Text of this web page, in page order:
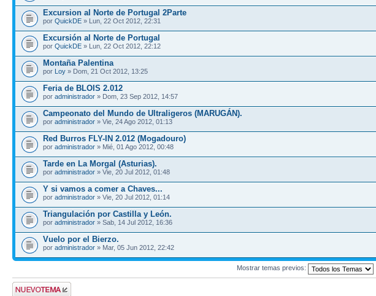
Excursion al Norte de Portugal 2Parte
por QuickDE » Lun, 22 Oct 2012, 22:31
Excursión al Norte de Portugal
por QuickDE » Lun, 22 Oct 2012, 22:12
Montaña Palentina
por Loy » Dom, 21 Oct 2012, 13:25
Feria de BLOIS 2.012
por administrador » Dom, 23 Sep 2012, 14:57
Campeonato del Mundo de Ultraligeros (MARUGÁN).
por administrador » Vie, 24 Ago 2012, 01:13
Red Burros FLY-IN 2.012 (Mogadouro)
por administrador » Mié, 01 Ago 2012, 00:48
Tarde en La Morgal (Asturias).
por administrador » Vie, 20 Jul 2012, 01:48
Y si vamos a comer a Chaves...
por administrador » Vie, 20 Jul 2012, 01:14
Triangulación por Castilla y León.
por administrador » Sab, 14 Jul 2012, 16:36
Vuelo por el Bierzo.
por administrador » Mar, 05 Jun 2012, 22:42
Mostrar temas previos:
Publicar un nuevo
tema